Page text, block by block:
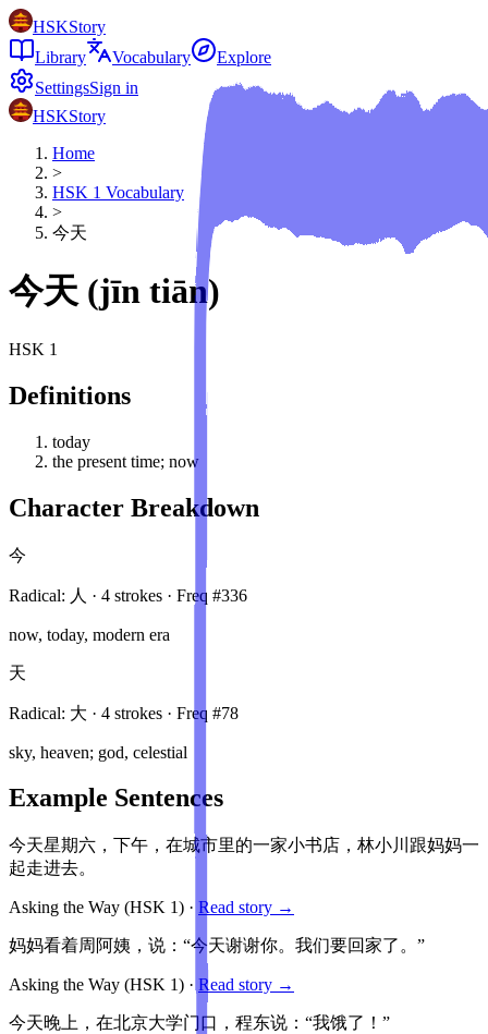
HSKStory
Library
Vocabulary
Explore
SettingsSign in
HSKStory
Home
>
HSK 1 Vocabulary
>
今天
今天 (jīn tiān)
HSK 1
Definitions
today
the present time; now
Character Breakdown
今
Radical: 人 · 4 strokes · Freq #336
now, today, modern era
天
Radical: 大 · 4 strokes · Freq #78
sky, heaven; god, celestial
Example Sentences
今天星期六，下午，在城市里的一家小书店，林小川跟妈妈一
起走进去。
Asking the Way (HSK 1) · Read story →
妈妈看着周阿姨，说：“今天谢谢你。我们要回家了。”
Asking the Way (HSK 1) · Read story →
今天晚上，在北京大学门口，程东说：“我饿了！”